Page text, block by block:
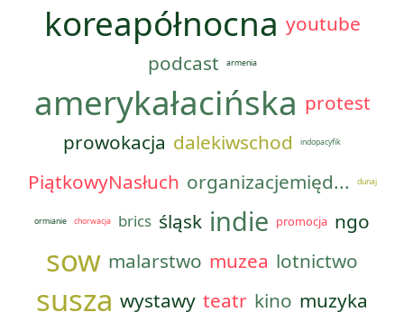
koreapółnocna youtube
podcast
armenia
amerykałacińska protest
prowokacja dalekiwschod indopacyfik
PiątkowyNasłuch organizacjemięd... dunaj
ormianie chorwacja brics śląsk indie promocja ngo
sow malarstwo muzea lotnictwo
susza wystawy teatr kino muzyka